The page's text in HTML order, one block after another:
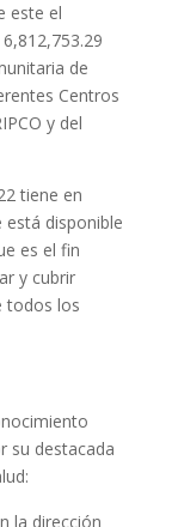
este el
de
Centros
y del
tiene en
está disponible
es el fin
y cubrir
todos los
su destacada
la dirección